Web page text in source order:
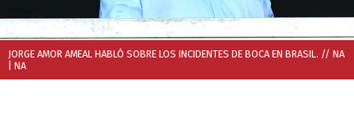
JORGE AMOR AMEAL HABLÓ SOBRE LOS INCIDENTES DE BOCA EN BRASIL. // NA
| NA